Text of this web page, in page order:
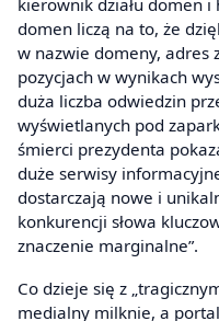
kierownik działu domen i
domen liczą na to, że
w nazwie domeny, adres
pozycjach w wynikach
duża liczba odwiedzin
wyświetlanych pod
śmierci prezydenta
duże serwisy
dostarczają nowe i
konkurencji słowa
znaczenie marginalne”.
Co dzieje się z
medialny milknie, a